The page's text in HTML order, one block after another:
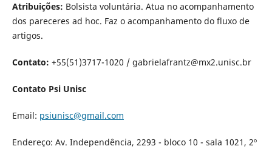
Atribuições: Bolsista voluntária. Atua no acompanhamento
dos pareceres ad hoc. Faz o acompanhamento do fluxo de
artigos.
Contato: +55(51)3717-1020 / gabrielafrantz@mx2.unisc.br
Contato Psi Unisc
Email: psiunisc@gmail.com
Endereço: Av. Independência, 2293 - bloco 10 - sala 1021, 2º